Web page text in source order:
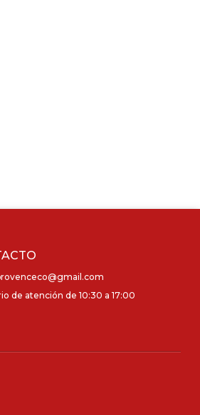
de atención de 10:30 a 17:00